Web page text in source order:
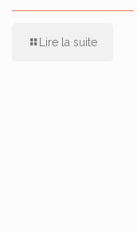
Lire la suite